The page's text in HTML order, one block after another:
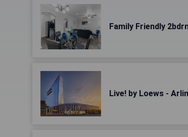
Family Friendly
Live! by Loews -